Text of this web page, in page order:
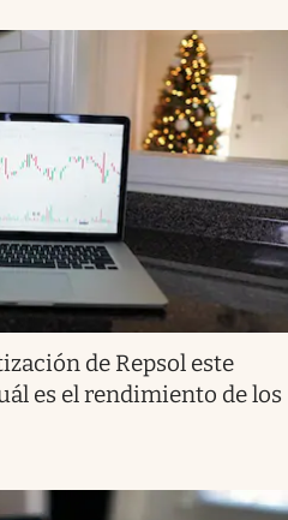
de Repsol este
es el rendimiento de los